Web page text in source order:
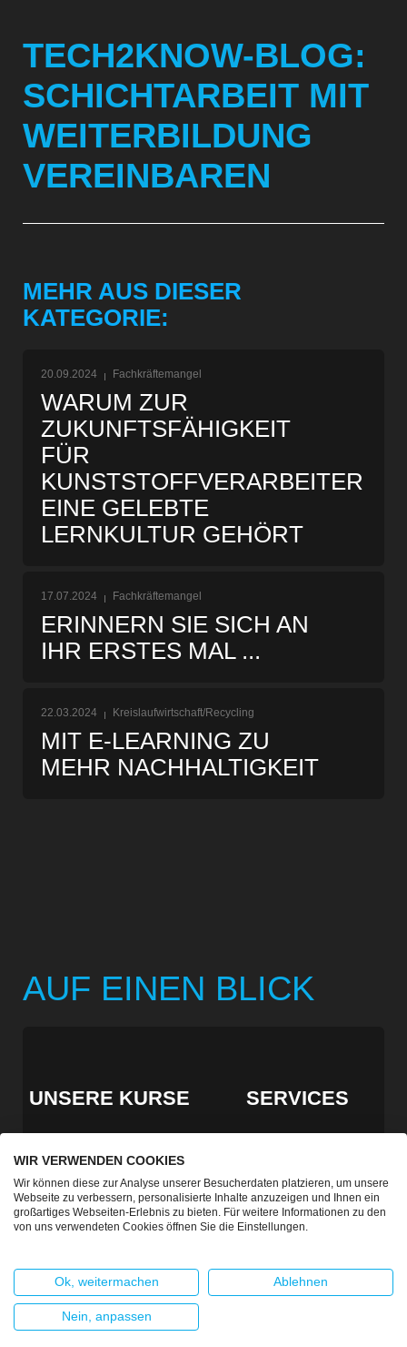
TECH2KNOW-BLOG:
SCHICHTARBEIT MIT
WEITERBILDUNG
VEREINBAREN
MEHR AUS DIESER
KATEGORIE:
20.09.2024 Fachkräftemangel
WARUM ZUR
ZUKUNFTSFÄHIGKEIT
FÜR
KUNSTSTOFFVERARBEITER
EINE GELEBTE
LERNKULTUR GEHÖRT
17.07.2024 Fachkräftemangel
ERINNERN SIE SICH AN
IHR ERSTES MAL ...
22.03.2024 Kreislaufwirtschaft/Recycling
MIT E-LEARNING ZU
MEHR NACHHALTIGKEIT
AUF EINEN BLICK
UNSERE KURSE SERVICES
MOLDGUIDE EVENTS & MEHR
KONTAKT ZU UNS
© 2020 Tech2Know Impressum
WIR VERWENDEN COOKIES
Wir können diese zur Analyse unserer Besucherdaten platzieren, um unsere
Webseite zu verbessern, personalisierte Inhalte anzuzeigen und Ihnen ein
großartiges Webseiten-Erlebnis zu bieten. Für weitere Informationen zu den
von uns verwendeten Cookies öffnen Sie die Einstellungen.
Ok, weitermachen Ablehnen
Nein, anpassen